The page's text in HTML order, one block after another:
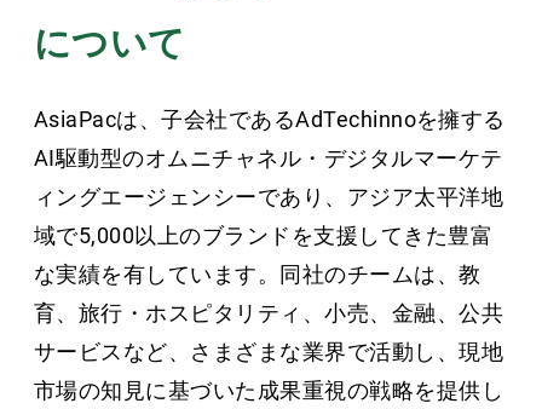
について
AsiaPacは、子会社であるAdTechinnoを擁する
AI駆動型のオムニチャネル・デジタルマーケテ
ィングエージェンシーであり、アジア太平洋地
域で5,000以上のブランドを支援してきた豊富
な実績を有しています。同社のチームは、教
育、旅行・ホスピタリティ、小売、金融、公共
サービスなど、さまざまな業界で活動し、現地
市場の知見に基づいた成果重視の戦略を提供し